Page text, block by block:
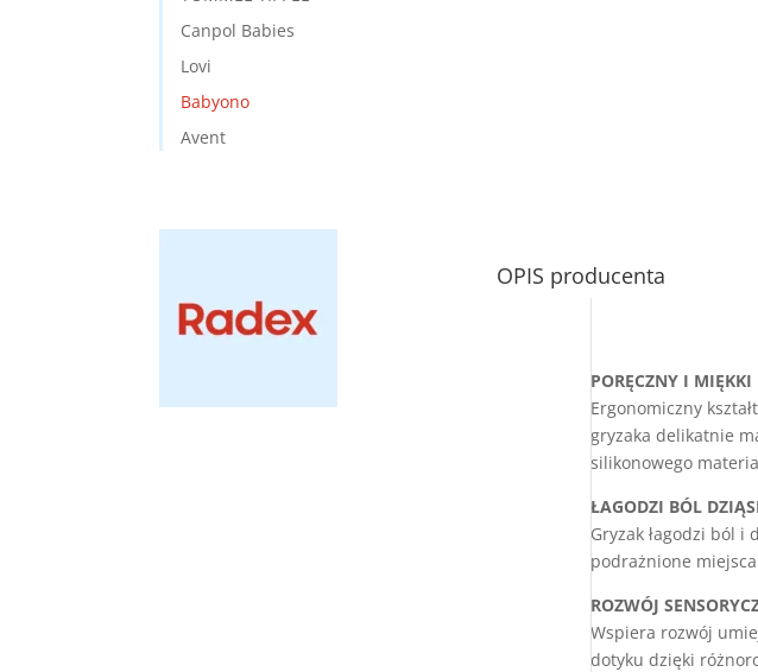
Canpol Babies
Lovi
Babyono
Avent
OPIS producenta
PORĘCZNY I MIĘKKI
Ergonomiczny
gryzaka delikatnie
silikonowego
ŁAGODZI BÓL
Gryzak łagodzi ból i
podrażnione
ROZWÓJ
Wspiera rozwój
dotyku dzięki